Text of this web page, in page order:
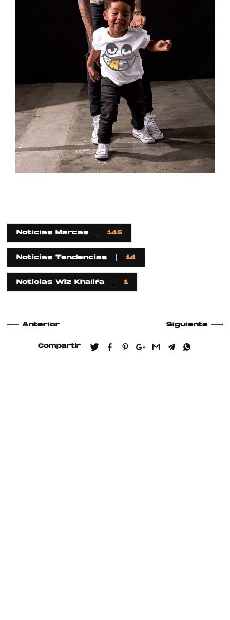
Noticias Marcas 145
Noticias Tendencias 14
Noticias Wiz Khalifa 1
Anterior Siguiente
Compartir